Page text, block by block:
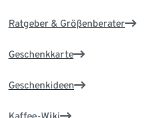
Ratgeber & Größenberater
Geschenkkarte
Geschenkideen